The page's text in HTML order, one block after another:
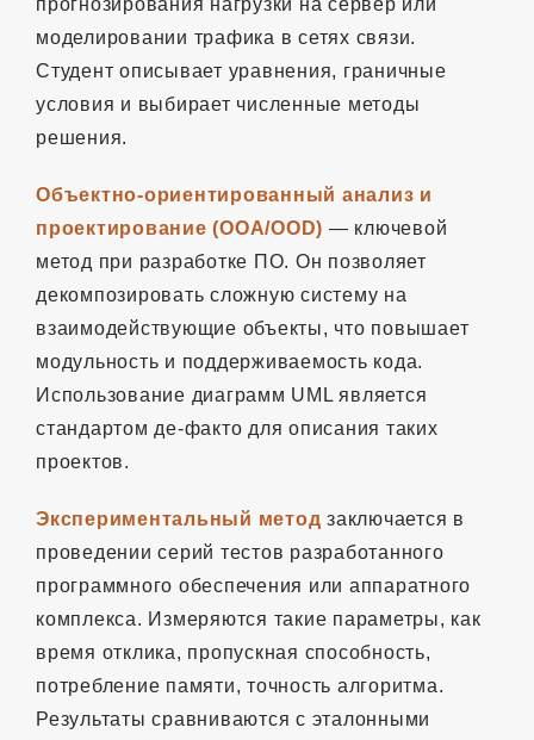
моделировании трафика в сетях связи.
Студент описывает уравнения, граничные
условия и выбирает численные методы
решения.
Объектно-ориентированный анализ и
проектирование (OOA/OOD) — ключевой
метод при разработке ПО. Он позволяет
декомпозировать сложную систему на
взаимодействующие объекты, что повышает
модульность и поддерживаемость кода.
Использование диаграмм UML является
стандартом де-факто для описания таких
проектов.
Экспериментальный метод заключается в
проведении серий тестов разработанного
программного обеспечения или аппаратного
комплекса. Измеряются такие параметры, как
время отклика, пропускная способность,
потребление памяти, точность алгоритма.
Результаты сравниваются с эталонными